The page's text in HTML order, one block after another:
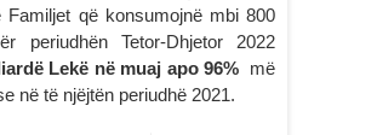
Familjet që konsumojnë mbi 800
periudhën Tetor-Dhjetor 2022
Lekë në muaj apo 96% më
në të njëjtën periudhë 2021.